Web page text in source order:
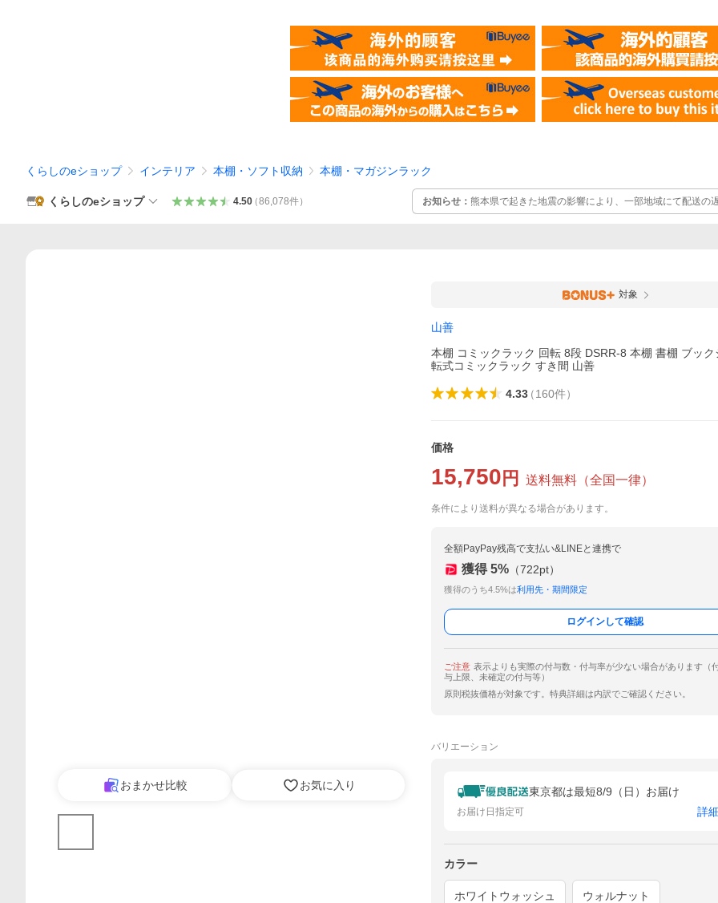
くらしのeショップ インテリア 本棚・ソフト収納 本棚・マガジンラック
くらしのeショップ 4.50（86,078件） お知らせ： 熊本県で起きた地震の影響により、一部地域にて配送の
す。 お客様には大変ご迷惑をおかけいたしますが、ご理解のほどよ
おまかせ比較 お気に入り
対象
山善
本棚 コミックラック 回転 8段 DSRR-8 本棚 書棚 ブック
転式コミックラック すき間 山善
4.33（160件）
価格
15,750 円 送料無料 （全国一律）
条件により送料が異なる場合があります。
全額PayPay残高で支払い&LINEと連携で
獲得 5% （722pt）
獲得のうち4.5%は利用先・期間限定
ログインして確認
ご注意 表示よりも実際の付与数・付与率が少ない場合があります（
与上限、未確定の付与等）
原則税抜価格が対象です。特典詳細は内訳でご確認ください。
バリエーション
東京都は最短8/9（日）お届け
お届け日指定可 詳
カラー
ホワイトウォッシュ ウォルナット